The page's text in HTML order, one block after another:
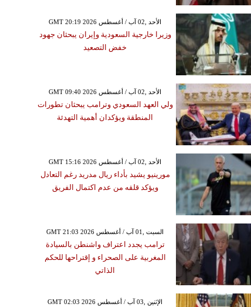
GMT 20:19 2026 الأحد ,02 آب / أغسطس
وزيرا خارجية السعودية وإيران يبحثان جهود
خفض التصعيد
GMT 09:40 2026 الأحد ,02 آب / أغسطس
ولي العهد السعودي وترامب يبحثان تطورات
المنطقة ويؤكدان أهمية التهدئة
GMT 15:16 2026 الأحد ,02 آب / أغسطس
مورينيو يشيد بأداء ريال مدريد رغم التعادل
ويؤكد قلقه من عدم اكتمال الفريق
GMT 21:03 2026 السبت ,01 آب / أغسطس
ترامب يجدد اعتراف واشنطن بالسيادة
المغربية على الصحراء و إقتراحها للحكم
الذاتي
GMT 02:03 2026 الإثنين ,03 آب / أغسطس